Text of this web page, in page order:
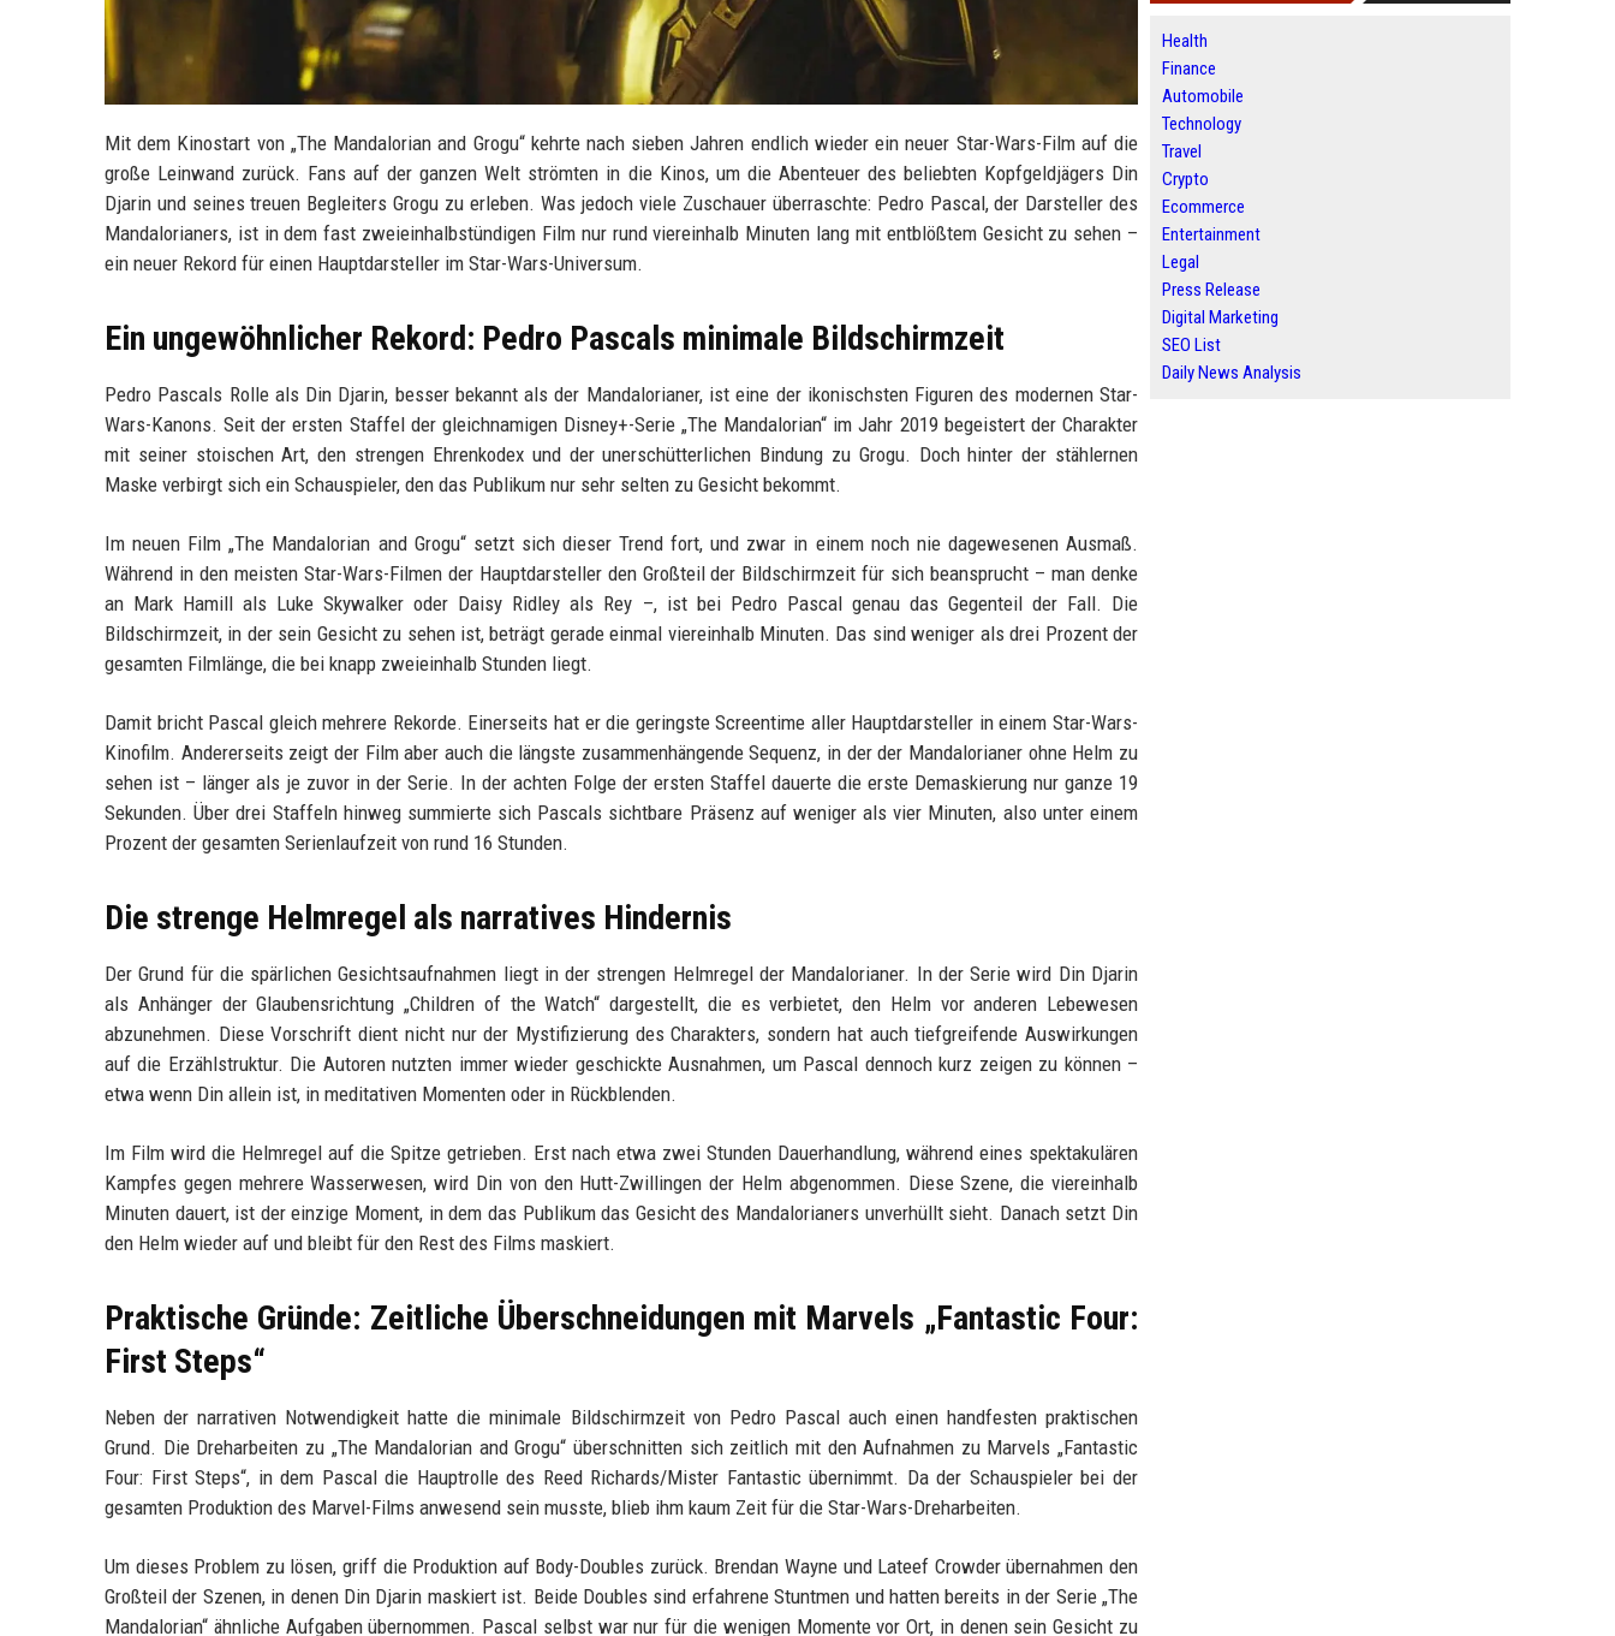
Mit dem Kinostart von „The Mandalorian and Grogu“ kehrte nach sieben Jahren endlich wieder ein neuer Star-Wars-Film auf die
große Leinwand zurück. Fans auf der ganzen Welt strömten in die Kinos, um die Abenteuer des beliebten Kopfgeldjägers Din
Djarin und seines treuen Begleiters Grogu zu erleben. Was jedoch viele Zuschauer überraschte: Pedro Pascal, der Darsteller des
Mandalorianers, ist in dem fast zweieinhalbstündigen Film nur rund viereinhalb Minuten lang mit entblößtem Gesicht zu sehen –
ein neuer Rekord für einen Hauptdarsteller im Star-Wars-Universum.
Ein ungewöhnlicher Rekord: Pedro Pascals minimale Bildschirmzeit
Pedro Pascals Rolle als Din Djarin, besser bekannt als der Mandalorianer, ist eine der ikonischsten Figuren des modernen Star-
Wars-Kanons. Seit der ersten Staffel der gleichnamigen Disney+-Serie „The Mandalorian“ im Jahr 2019 begeistert der Charakter
mit seiner stoischen Art, den strengen Ehrenkodex und der unerschütterlichen Bindung zu Grogu. Doch hinter der stählernen
Maske verbirgt sich ein Schauspieler, den das Publikum nur sehr selten zu Gesicht bekommt.
Im neuen Film „The Mandalorian and Grogu“ setzt sich dieser Trend fort, und zwar in einem noch nie dagewesenen Ausmaß.
Während in den meisten Star-Wars-Filmen der Hauptdarsteller den Großteil der Bildschirmzeit für sich beansprucht – man denke
an Mark Hamill als Luke Skywalker oder Daisy Ridley als Rey –, ist bei Pedro Pascal genau das Gegenteil der Fall. Die
Bildschirmzeit, in der sein Gesicht zu sehen ist, beträgt gerade einmal viereinhalb Minuten. Das sind weniger als drei Prozent der
gesamten Filmlänge, die bei knapp zweieinhalb Stunden liegt.
Damit bricht Pascal gleich mehrere Rekorde. Einerseits hat er die geringste Screentime aller Hauptdarsteller in einem Star-Wars-
Kinofilm. Andererseits zeigt der Film aber auch die längste zusammenhängende Sequenz, in der der Mandalorianer ohne Helm zu
sehen ist – länger als je zuvor in der Serie. In der achten Folge der ersten Staffel dauerte die erste Demaskierung nur ganze 19
Sekunden. Über drei Staffeln hinweg summierte sich Pascals sichtbare Präsenz auf weniger als vier Minuten, also unter einem
Prozent der gesamten Serienlaufzeit von rund 16 Stunden.
Die strenge Helmregel als narratives Hindernis
Der Grund für die spärlichen Gesichtsaufnahmen liegt in der strengen Helmregel der Mandalorianer. In der Serie wird Din Djarin
als Anhänger der Glaubensrichtung „Children of the Watch“ dargestellt, die es verbietet, den Helm vor anderen Lebewesen
abzunehmen. Diese Vorschrift dient nicht nur der Mystifizierung des Charakters, sondern hat auch tiefgreifende Auswirkungen
auf die Erzählstruktur. Die Autoren nutzten immer wieder geschickte Ausnahmen, um Pascal dennoch kurz zeigen zu können –
etwa wenn Din allein ist, in meditativen Momenten oder in Rückblenden.
Im Film wird die Helmregel auf die Spitze getrieben. Erst nach etwa zwei Stunden Dauerhandlung, während eines spektakulären
Kampfes gegen mehrere Wasserwesen, wird Din von den Hutt-Zwillingen der Helm abgenommen. Diese Szene, die viereinhalb
Minuten dauert, ist der einzige Moment, in dem das Publikum das Gesicht des Mandalorianers unverhüllt sieht. Danach setzt Din
den Helm wieder auf und bleibt für den Rest des Films maskiert.
Praktische Gründe: Zeitliche Überschneidungen mit Marvels „Fantastic Four:
First Steps“
Neben der narrativen Notwendigkeit hatte die minimale Bildschirmzeit von Pedro Pascal auch einen handfesten praktischen
Grund. Die Dreharbeiten zu „The Mandalorian and Grogu“ überschnitten sich zeitlich mit den Aufnahmen zu Marvels „Fantastic
Four: First Steps“, in dem Pascal die Hauptrolle des Reed Richards/Mister Fantastic übernimmt. Da der Schauspieler bei der
gesamten Produktion des Marvel-Films anwesend sein musste, blieb ihm kaum Zeit für die Star-Wars-Dreharbeiten.
Um dieses Problem zu lösen, griff die Produktion auf Body-Doubles zurück. Brendan Wayne und Lateef Crowder übernahmen den
Großteil der Szenen, in denen Din Djarin maskiert ist. Beide Doubles sind erfahrene Stuntmen und hatten bereits in der Serie „The
Mandalorian“ ähnliche Aufgaben übernommen. Pascal selbst war nur für die wenigen Momente vor Ort, in denen sein Gesicht zu
Health
Finance
Automobile
Technology
Travel
Crypto
Ecommerce
Entertainment
Legal
Press Release
Digital Marketing
SEO List
Daily News Analysis